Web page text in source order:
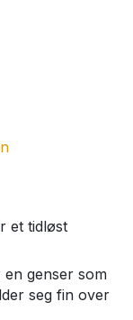
et tidløst
en genser som
seg fin over